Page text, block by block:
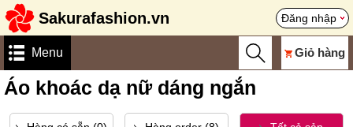
Sakurafashion.vn Đăng nhập
Menu Giỏ hàng
Áo khoác dạ nữ dáng ngắn